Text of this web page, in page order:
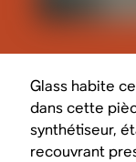
Glass habite
dans cette
synthétiseur,
recouvrant